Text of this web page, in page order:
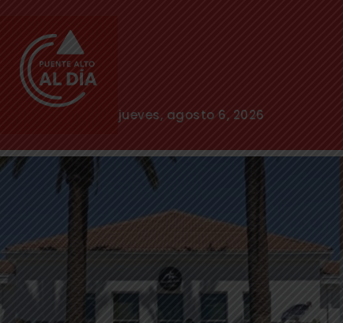
jueves, agosto 6, 2026